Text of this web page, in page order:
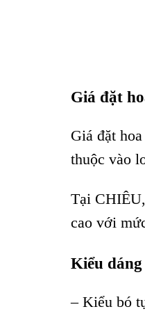
Giá đặt
Giá đặt
thuộc vào
Tại
cao với
Kiểu dáng
– Kiểu bó